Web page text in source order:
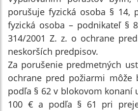
porušuje fyzická osoba § 14,
fyzická osoba – podnikateľ §
314/2001 Z. z. o ochrane
neskorších predpisov.
Za porušenie predmetných
ochrane pred požiarmi môže
podľa § 62 v blokovom konaní
100 € a podľa § 61 pri